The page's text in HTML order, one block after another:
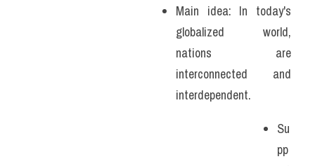
Main idea: In today's
globalized world,
nations are
interconnected and
interdependent.
Su
pp